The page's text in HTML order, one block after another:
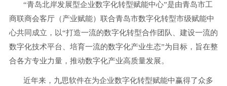
“青岛北岸发展型企业数字化转型赋能中心”是由青岛市工
商联商会客厅（产业赋能）联合青岛市数字化转型市级赋能中
心共同成立，以“打造一流的数字化转型合作团队、建设一流的
数字化技术平台、培育一流的数字化产业生态”为目标，旨在整
合各方专业力量，推动数字化产业高质量发展。
近年来，九思软件在为企业数字化转型赋能中赢得了众多